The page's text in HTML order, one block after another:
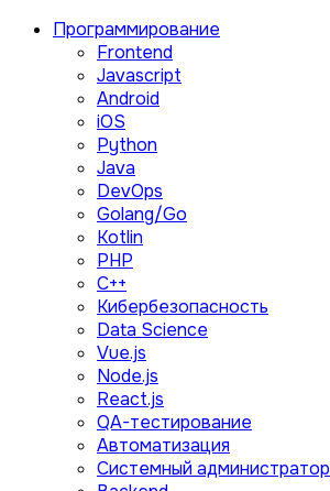
Программирование
Frontend
Javascript
Android
iOS
Python
Java
DevOps
Golang/Go
Kotlin
PHP
C++
Кибербезопасность
Data Science
Vue.js
Node.js
React.js
QA-тестирование
Автоматизация
Системный администратор